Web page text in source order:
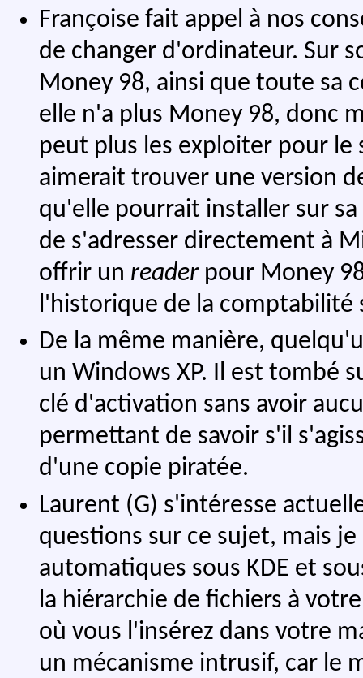
Françoise fait appel à nos
de changer d'ordinateur. Sur
Money 98, ainsi que toute sa
elle n'a plus Money 98, donc
peut plus les exploiter pour le
aimerait trouver une version
qu'elle pourrait installer sur
de s'adresser directement à
offrir un readerpour Money
l'historique de la comptabilité
De la même manière,
un Windows XP. Il est tombé
clé d'activation sans avoir
permettant de savoir s'il
d'une copie piratée.
Laurent (G) s'intéresse
questions sur ce sujet, mais
automatiques sous KDE et
la hiérarchie de fichiers à
où vous l'insérez dans votre
un mécanisme intrusif, car le